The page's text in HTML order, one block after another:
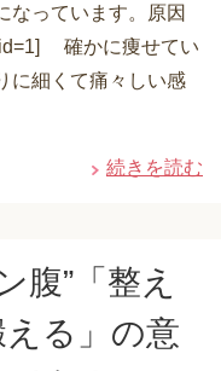
なっています。原因
id=1] 確かに痩せてい
に細くて痛々しい感
続きを読む
腹”「整え
る」の意